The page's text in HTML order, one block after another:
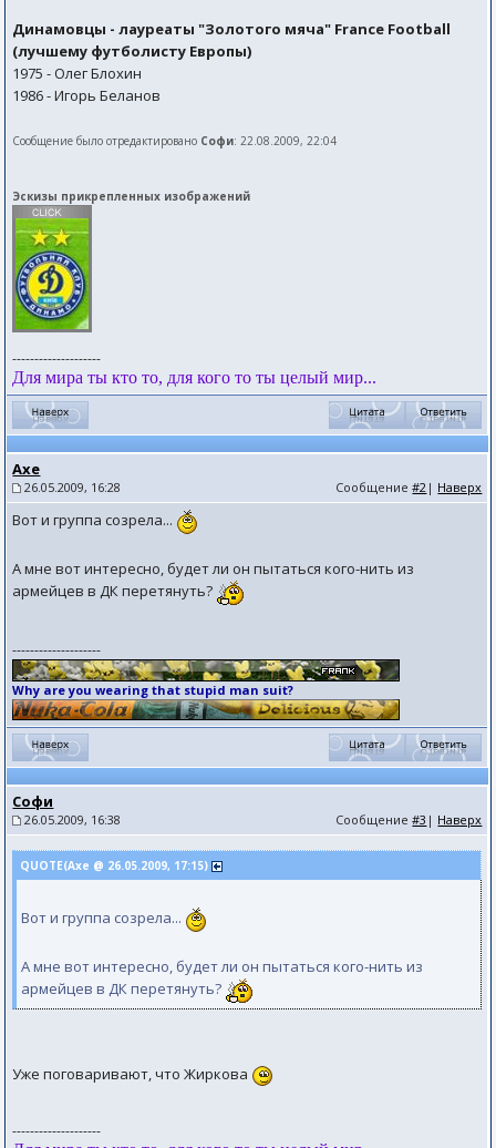
Динамовцы - лауреаты "Золотого мяча" France Football
(лучшему футболисту Европы)
1975 - Олег Блохин
1986 - Игорь Беланов
Сообщение было отредактировано Софи: 22.08.2009, 22:04
Эскизы прикрепленных изображений
--------------------
Для мира ты кто то, для кого то ты целый мир...
Axe
26.05.2009, 16:28 Сообщение#2 | Наверх
Вот и группа созрела...
А мне вот интересно, будет ли он пытаться кого-нить из
армейцев в ДК перетянуть?
--------------------
Why are you wearing that stupid man suit?
Софи
26.05.2009, 16:38 Сообщение#3 | Наверх
QUOTE(Axe @ 26.05.2009, 17:15)
Вот и группа созрела...
А мне вот интересно, будет ли он пытаться кого-нить из
армейцев в ДК перетянуть?
Уже поговаривают, что Жиркова
--------------------